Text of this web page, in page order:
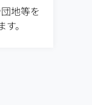
地等を
。